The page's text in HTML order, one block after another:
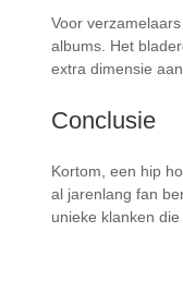
Voor
albums. Het
extra dimensie
Conclusie
Kortom, een hip
al jarenlang fan
unieke klanken